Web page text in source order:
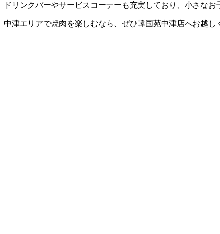
ドリンクバーやサービスコーナーも充実しており、小さな
中津エリアで焼肉を楽しむなら、ぜひ韓国苑中津店へお越し